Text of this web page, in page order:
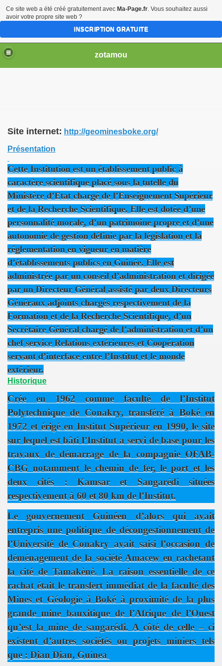
zotamou
Site internet: http://geominesboke.org/
Présentation
Cette Institution est un établissement public à
caractère scientifique placé sous la tutelle du
Ministère d’Etat chargé de l’Enseignement Supérieur
et de la Recherche Scientifique. Elle est dotée d’une
personnalité morale, d’un patrimoine propre et d’une
autonomie de gestion définie par la législation et la
réglementation en vigueur en matière
d’établissements publics en Guinée. Elle est
administrée par un conseil d’administration et dirigée
par un Directeur Général assisté par deux Directeurs
Généraux adjoints chargés respectivement de la
Formation et de la Recherche Scientifique, d’un
Secrétaire Général chargé de l’administration et d’un
chef service Relations extérieures et Coopération
servant d’interface entre l’Institut et le monde
extérieur.
Historique
Crée en 1962 comme faculté de l’Institut
Polytechnique de Conakry, transféré à Boké en
1972 et érigé en Institut Supérieur en 1990, le site
sur lequel est bâti l’Institut a servi de base pour les
travaux de démarrage de la compagnie OFAB-
CBG notamment le chemin de fer, le port et les
deux cités : Kamsar et Sangarédi situées
respectivement à 60 et 80 km de l’Institut.
Le gouvernement Guinéen d’alors qui avait
entrepris une politique de décongestionnement de
l’Université de Conakry avait saisi l’occasion de
déménagement de la société Amacew en rachetant
la cité de Tamakènè. La raison essentielle de ce
rachat était le transfert immédiat de la faculté des
Mines et Géologie à Boké à proximité de la plus
grande mine bauxitique de l’Afrique de l’Ouest
qu’est la mine de sangarédi. A côté de celle – ci
existent d’autres sociétés ou projets miniers tels
que : Dian Dian, Guinea
de Boke
Veterinaire (ISAV) de Faranah
Dubreka
De Medecine Veterinaire De Dalaba
l'Education de Guinee (ISSEG)
Mamou
et de la communication de kountia
ET D'ADMINISTRATION DES ENTREPRISES DE
distance
de l'Hotellerie de Guinee
Ce site web a été créé gratuitement avec Ma-Page.fr. Vous souhaitez aussi
avoir votre propre site web ?
INSCRIPTION GRATUITE